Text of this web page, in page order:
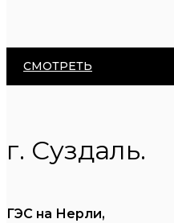
г. Суздаль.
ГЭС на Нерли,
СМОТРЕТЬ